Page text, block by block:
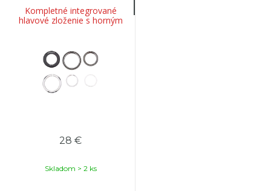
Kompletné integrované
hlavové zloženie s horným
ložiskom 1-1/8" a spodným
28 €
Skladom > 2 ks